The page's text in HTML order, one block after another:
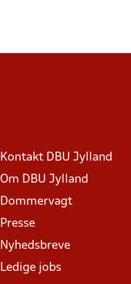
Kontakt DBU Jylland
Om DBU Jylland
Dommervagt
Presse
Nyhedsbreve
Ledige jobs